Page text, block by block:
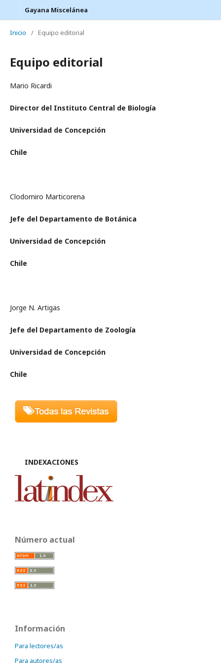
Gayana Miscelánea
Inicio / Equipo editorial
Equipo editorial
Mario Ricardi
Director del Instituto Central de Biología
Universidad de Concepción
Chile
Clodomiro Marticorena
Jefe del Departamento de Botánica
Universidad de Concepción
Chile
Jorge N. Artigas
Jefe del Departamento de Zoología
Universidad de Concepción
Chile
INDEXACIONES
Número actual
Información
Para lectores/as
Para autores/as